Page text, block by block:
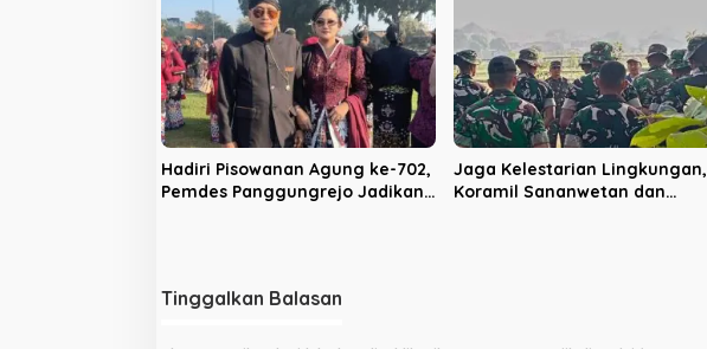
Hadiri Pisowanan Agung ke-702,
Pemdes Panggungrejo Jadikan
Jaga Kelestarian Lingkungan,
Koramil Sananwetan dan
Tinggalkan Balasan